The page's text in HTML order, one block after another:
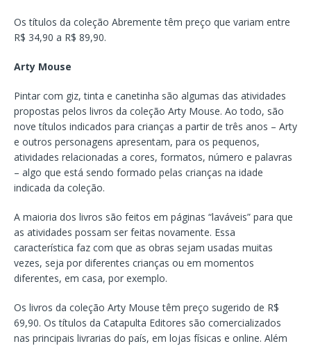
Os títulos da coleção Abremente têm preço que variam entre
R$ 34,90 a R$ 89,90.
Arty Mouse
Pintar com giz, tinta e canetinha são algumas das atividades
propostas pelos livros da coleção Arty Mouse. Ao todo, são
nove títulos indicados para crianças a partir de três anos – Arty
e outros personagens apresentam, para os pequenos,
atividades relacionadas a cores, formatos, número e palavras
– algo que está sendo formado pelas crianças na idade
indicada da coleção.
A maioria dos livros são feitos em páginas “laváveis” para que
as atividades possam ser feitas novamente. Essa
característica faz com que as obras sejam usadas muitas
vezes, seja por diferentes crianças ou em momentos
diferentes, em casa, por exemplo.
Os livros da coleção Arty Mouse têm preço sugerido de R$
69,90. Os títulos da Catapulta Editores são comercializados
nas principais livrarias do país, em lojas físicas e online. Além